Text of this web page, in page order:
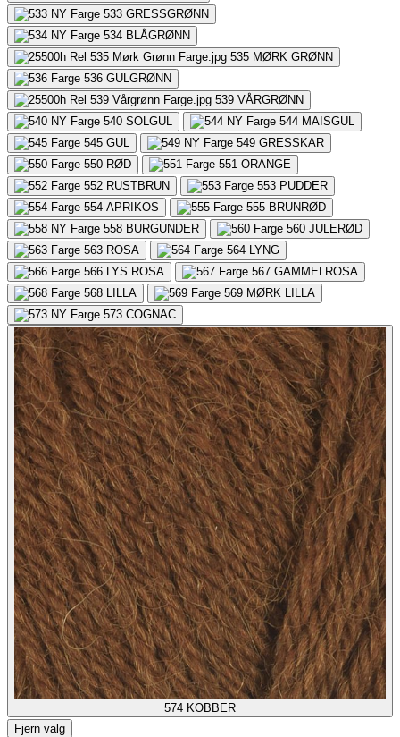
533 GRESSGRØNN
534 BLÅGRØNN
535 MØRK GRØNN
536 GULGRØNN
539 VÅRGRØNN
540 SOLGUL 544 MAISGUL
545 GUL 549 GRESSKAR
550 RØD 551 ORANGE
552 RUSTBRUN 553 PUDDER
554 APRIKOS 555 BRUNRØD
558 BURGUNDER 560 JULERØD
563 ROSA 564 LYNG
566 LYS ROSA 567 GAMMELROSA
568 LILLA 569 MØRK LILLA
573 COGNAC
574 KOBBER
Fjern valg